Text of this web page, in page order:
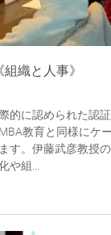
織と人事》
的に認められた認
教育と同様にケ
す。伊藤武彦教授
や組...